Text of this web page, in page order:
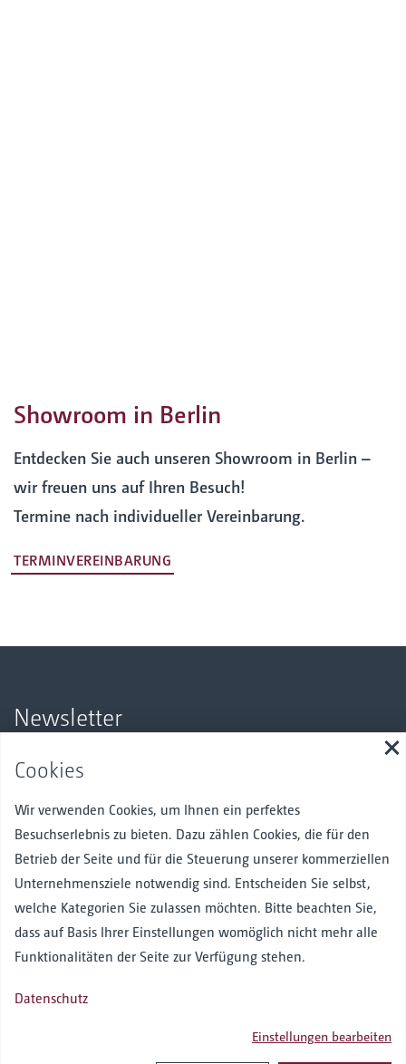
Showroom in Berlin
Entdecken Sie auch unseren Showroom in Berlin –
wir freuen uns auf Ihren Besuch!
Termine nach individueller Vereinbarung.
TERMINVEREINBARUNG
Newsletter
Laufenden.
Hier anmelden
Folgen Sie uns
FacebookInstagramPinterestLinked in
Bankverbindungen
Cookies
Wir verwenden Cookies, um Ihnen ein perfektes
Besuchserlebnis zu bieten. Dazu zählen Cookies, die für den
Betrieb der Seite und für die Steuerung unserer kommerziellen
Unternehmensziele notwendig sind. Entscheiden Sie selbst,
welche Kategorien Sie zulassen möchten. Bitte beachten Sie,
dass auf Basis Ihrer Einstellungen womöglich nicht mehr alle
Funktionalitäten der Seite zur Verfügung stehen.
Datenschutz
Einstellungen bearbeiten